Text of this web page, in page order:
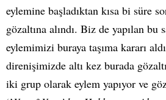
eylemine başladıktan kısa bi süre
gözaltına alındı. Biz de yapılan bu
eylemimizi buraya taşıma kararı
direnişimizde altı kez burada
iki grup olarak eylem yapıyor ve